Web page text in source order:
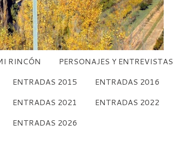
RINCÓN
PERSONAJES Y ENTREVISTAS
ENTRADAS 2015
ENTRADAS 2016
ENTRADAS 2021
ENTRADAS 2022
ENTRADAS 2026